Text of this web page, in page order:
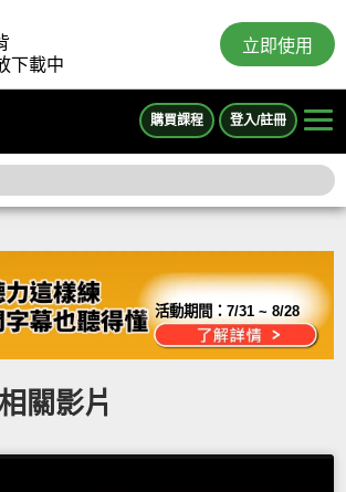
下載中
立即使用
購買課程 登入/註冊
活動期間：7/31 ~ 8/28
關影片